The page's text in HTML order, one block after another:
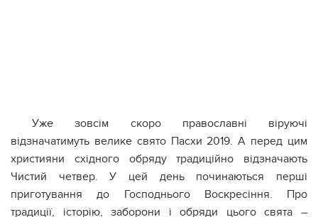
Уже зовсім скоро православні віруючі
відзначатимуть велике свято Пасхи 2019. А перед цим
християни східного обряду традиційно відзначають
Чистий четвер. У цей день починаються перші
приготування до Господнього Воскресіння. Про
традиції, історію, заборони і обряди цього свята –